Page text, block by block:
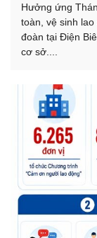
Hưởng ứng
toàn, vệ sinh
đoàn tại Điện
cơ sở....